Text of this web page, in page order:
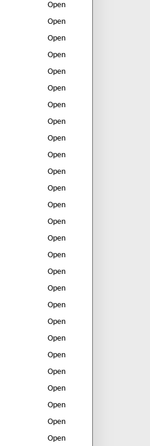
Open
Open
Open
Open
Open
Open
Open
Open
Open
Open
Open
Open
Open
Open
Open
Open
Open
Open
Open
Open
Open
Open
Open
Open
Open
Open
Open